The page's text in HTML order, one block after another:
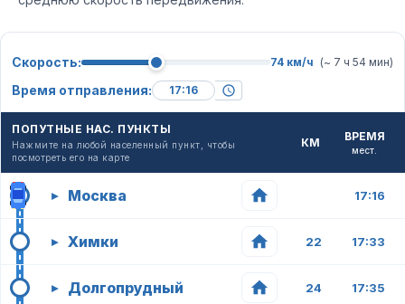
Скорость: 74 км/ч (~ 7 ч 54 мин)
Время отправления:
ПОПУТНЫЕ НАС. ПУНКТЫ
Нажмите на любой населенный пункт, чтобы
посмотреть его на карте
КМ ВРЕМЯ
мест.
▸ Москва 17:16
▸ Химки 22 17:33
▸ Долгопрудный 24 17:35